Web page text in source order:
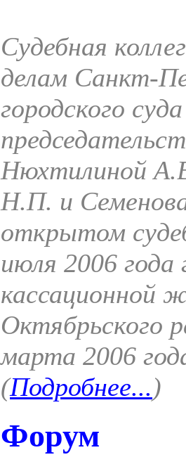
Судебная
делам Санкт-
городского
Нюхтилиной
Н.П. и
открытом
июля 2006 года
кассационной
Октябрьского
марта 2006
(Подробнее...)
Форум